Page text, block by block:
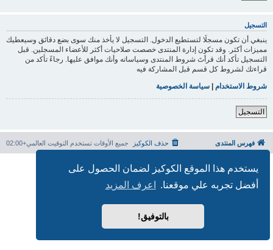
يستخدم هذا الموقع الكوكيز لضمان الحصول على
أفضل تجربه علي موقعنا.
اعرف المزيد
بالتوفيق!
التسجيل
ينبغي أن تكون مسجلًا لتستطيع الدخول. التسجيل لا يأخذ منك سوى بضع دقائق وسيعطيك
مميزات أكثر. وقد تكون إدارة المنتدى خصصت صلاحيات أكثر للأعضاء المسجلين. قبل
التسجيل تأكد أنك قرأتَ شروط المنتدى وسياساته وأنك موافق عليها. رجاءً تأكد من
قراءتك لشروط كل قسم قبل المشاركة فيه
شروط الاستخدام | سياسة الخصوصية
التسجيل
فهرس المنتدى جميع الأوقات تستخدم التوقيت العالمي+02:00 حذف الكوكيز
بدعم من phpBB
® Forum Software © phpBB Limited
الترجمة برعاية
المنتديات العربية
الخصوصية| الشروط